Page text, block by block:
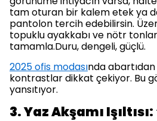
tam oturan bir kalem etek ya
pantolon tercih edebilirsin.
topuklu ayakkabı ve nötr
tamamla.Duru, dengeli, güçlü.
2025 ofis modasında
kontrastlar dikkat çekiyor. Bu
yansıtıyor.
3. Yaz Akşamı